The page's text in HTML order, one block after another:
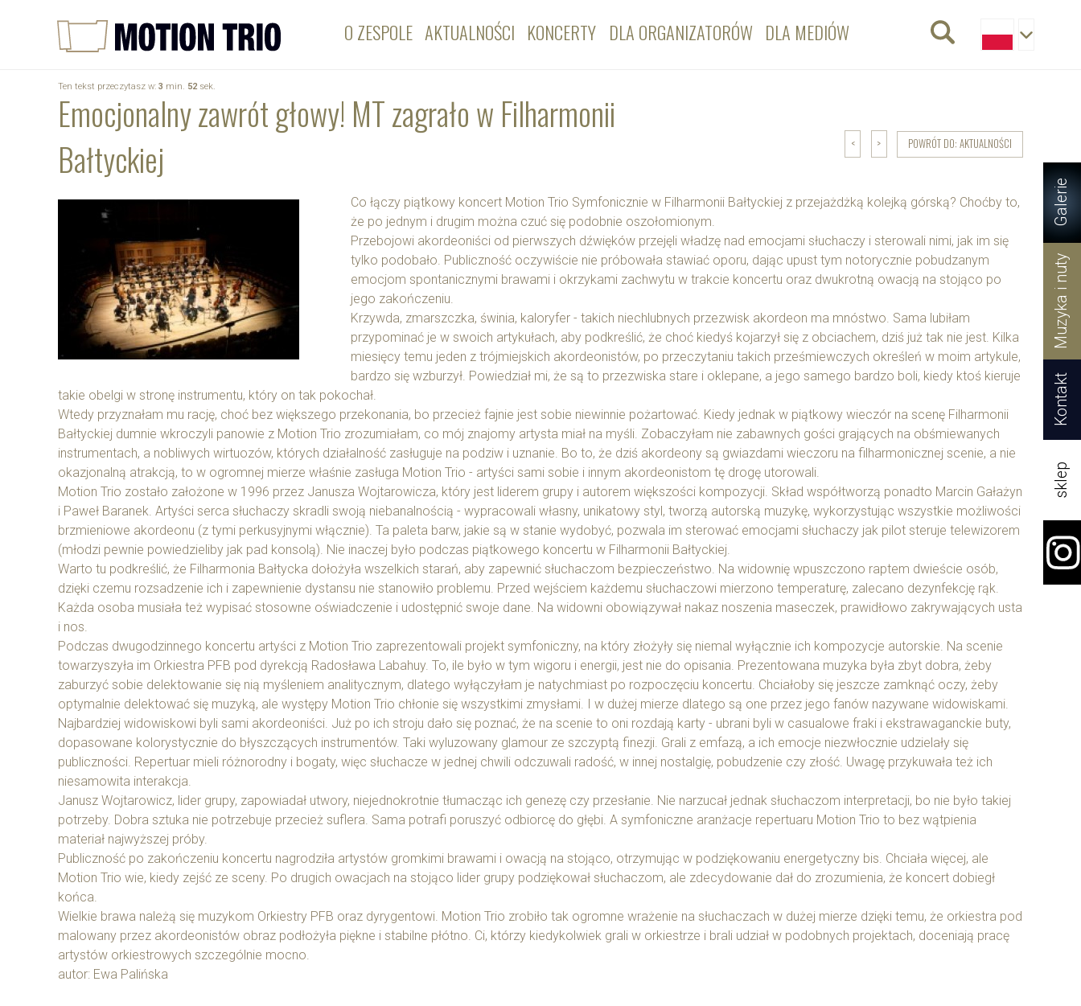
Galerie
sklep
Kontakt
Muzyka i nuty
O ZESPOLE AKTUALNOŚCI KONCERTY DLA ORGANIZATORÓW DLA MEDIÓW
Ten tekst przeczytasz w: 3 min. 52 sek.
Emocjonalny zawrót głowy! MT zagrało w Filharmonii
Bałtyckiej
< > POWRÓT DO: AKTUALNOŚCI
Co łączy piątkowy koncert Motion Trio Symfonicznie w Filharmonii Bałtyckiej z przejażdżką kolejką górską? Choćby to,
że po jednym i drugim można czuć się podobnie oszołomionym.
Przebojowi akordeoniści od pierwszych dźwięków przejęli władzę nad emocjami słuchaczy i sterowali nimi, jak im się
tylko podobało. Publiczność oczywiście nie próbowała stawiać oporu, dając upust tym notorycznie pobudzanym
emocjom spontanicznymi brawami i okrzykami zachwytu w trakcie koncertu oraz dwukrotną owacją na stojąco po
jego zakończeniu.
Krzywda, zmarszczka, świnia, kaloryfer - takich niechlubnych przezwisk akordeon ma mnóstwo. Sama lubiłam
przypominać je w swoich artykułach, aby podkreślić, że choć kiedyś kojarzył się z obciachem, dziś już tak nie jest. Kilka
miesięcy temu jeden z trójmiejskich akordeonistów, po przeczytaniu takich prześmiewczych określeń w moim artykule,
bardzo się wzburzył. Powiedział mi, że są to przezwiska stare i oklepane, a jego samego bardzo boli, kiedy ktoś kieruje
takie obelgi w stronę instrumentu, który on tak pokochał.
Wtedy przyznałam mu rację, choć bez większego przekonania, bo przecież fajnie jest sobie niewinnie pożartować. Kiedy jednak w piątkowy wieczór na scenę Filharmonii
Bałtyckiej dumnie wkroczyli panowie z Motion Trio zrozumiałam, co mój znajomy artysta miał na myśli. Zobaczyłam nie zabawnych gości grających na obśmiewanych
instrumentach, a nobliwych wirtuozów, których działalność zasługuje na podziw i uznanie. Bo to, że dziś akordeony są gwiazdami wieczoru na filharmonicznej scenie, a nie
okazjonalną atrakcją, to w ogromnej mierze właśnie zasługa Motion Trio - artyści sami sobie i innym akordeonistom tę drogę utorowali.
Motion Trio zostało założone w 1996 przez Janusza Wojtarowicza, który jest liderem grupy i autorem większości kompozycji. Skład współtworzą ponadto Marcin Gałażyn
i Paweł Baranek. Artyści serca słuchaczy skradli swoją niebanalnością - wypracowali własny, unikatowy styl, tworzą autorską muzykę, wykorzystując wszystkie możliwości
brzmieniowe akordeonu (z tymi perkusyjnymi włącznie). Ta paleta barw, jakie są w stanie wydobyć, pozwala im sterować emocjami słuchaczy jak pilot steruje telewizorem
(młodzi pewnie powiedzieliby jak pad konsolą). Nie inaczej było podczas piątkowego koncertu w Filharmonii Bałtyckiej.
Warto tu podkreślić, że Filharmonia Bałtycka dołożyła wszelkich starań, aby zapewnić słuchaczom bezpieczeństwo. Na widownię wpuszczono raptem dwieście osób,
dzięki czemu rozsadzenie ich i zapewnienie dystansu nie stanowiło problemu. Przed wejściem każdemu słuchaczowi mierzono temperaturę, zalecano dezynfekcję rąk.
Każda osoba musiała też wypisać stosowne oświadczenie i udostępnić swoje dane. Na widowni obowiązywał nakaz noszenia maseczek, prawidłowo zakrywających usta
i nos.
Podczas dwugodzinnego koncertu artyści z Motion Trio zaprezentowali projekt symfoniczny, na który złożyły się niemal wyłącznie ich kompozycje autorskie. Na scenie
towarzyszyła im Orkiestra PFB pod dyrekcją Radosława Labahuy. To, ile było w tym wigoru i energii, jest nie do opisania. Prezentowana muzyka była zbyt dobra, żeby
zaburzyć sobie delektowanie się nią myśleniem analitycznym, dlatego wyłączyłam je natychmiast po rozpoczęciu koncertu. Chciałoby się jeszcze zamknąć oczy, żeby
optymalnie delektować się muzyką, ale występy Motion Trio chłonie się wszystkimi zmysłami. I w dużej mierze dlatego są one przez jego fanów nazywane widowiskami.
Najbardziej widowiskowi byli sami akordeoniści. Już po ich stroju dało się poznać, że na scenie to oni rozdają karty - ubrani byli w casualowe fraki i ekstrawaganckie buty,
dopasowane kolorystycznie do błyszczących instrumentów. Taki wyluzowany glamour ze szczyptą finezji. Grali z emfazą, a ich emocje niezwłocznie udzielały się
publiczności. Repertuar mieli różnorodny i bogaty, więc słuchacze w jednej chwili odczuwali radość, w innej nostalgię, pobudzenie czy złość. Uwagę przykuwała też ich
niesamowita interakcja.
Janusz Wojtarowicz, lider grupy, zapowiadał utwory, niejednokrotnie tłumacząc ich genezę czy przesłanie. Nie narzucał jednak słuchaczom interpretacji, bo nie było takiej
potrzeby. Dobra sztuka nie potrzebuje przecież suflera. Sama potrafi poruszyć odbiorcę do głębi. A symfoniczne aranżacje repertuaru Motion Trio to bez wątpienia
materiał najwyższej próby.
Publiczność po zakończeniu koncertu nagrodziła artystów gromkimi brawami i owacją na stojąco, otrzymując w podziękowaniu energetyczny bis. Chciała więcej, ale
Motion Trio wie, kiedy zejść ze sceny. Po drugich owacjach na stojąco lider grupy podziękował słuchaczom, ale zdecydowanie dał do zrozumienia, że koncert dobiegł
końca.
Wielkie brawa należą się muzykom Orkiestry PFB oraz dyrygentowi. Motion Trio zrobiło tak ogromne wrażenie na słuchaczach w dużej mierze dzięki temu, że orkiestra pod
malowany przez akordeonistów obraz podłożyła piękne i stabilne płótno. Ci, którzy kiedykolwiek grali w orkiestrze i brali udział w podobnych projektach, doceniają pracę
artystów orkiestrowych szczególnie mocno.
autor: Ewa Palińska